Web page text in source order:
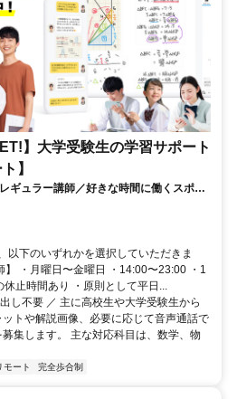
】大学受験生の学習サポート
】
ギュラー講師／好きな時間に働くスポッ
以下のいずれかを選択していただきま
】 ・月曜日〜金曜日 ・14:00〜23:00 ・1
止時間あり ・原則として平日...
し不要 ／ 主に高校生や大学受験生から
トや解説画像、必要に応じて音声通話で
集します。 主な対応科目は、数学、物
モート 完全歩合制